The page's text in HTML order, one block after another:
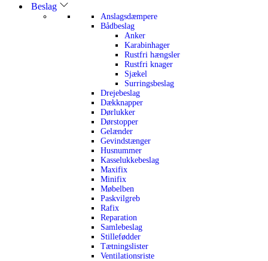
Beslag
Anslagsdæmpere
Bådbeslag
Anker
Karabinhager
Rustfri hængsler
Rustfri knager
Sjækel
Surringsbeslag
Drejebeslag
Dækknapper
Dørlukker
Dørstopper
Gelænder
Gevindstænger
Husnummer
Kasselukkebeslag
Maxifix
Minifix
Møbelben
Paskvilgreb
Rafix
Reparation
Samlebeslag
Stillefødder
Tætningslister
Ventilationsriste